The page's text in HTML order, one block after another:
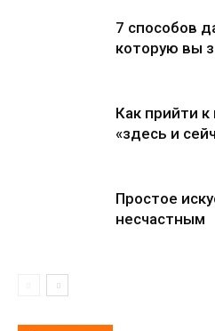
7 способов
которую вы
Как прийти
«здесь и
Простое
несчастным